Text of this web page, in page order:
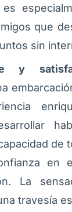
que
sin
y
de
en
La
travesía